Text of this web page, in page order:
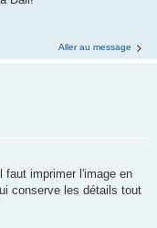
Aller au message
faut imprimer l'image en
conserve les détails tout